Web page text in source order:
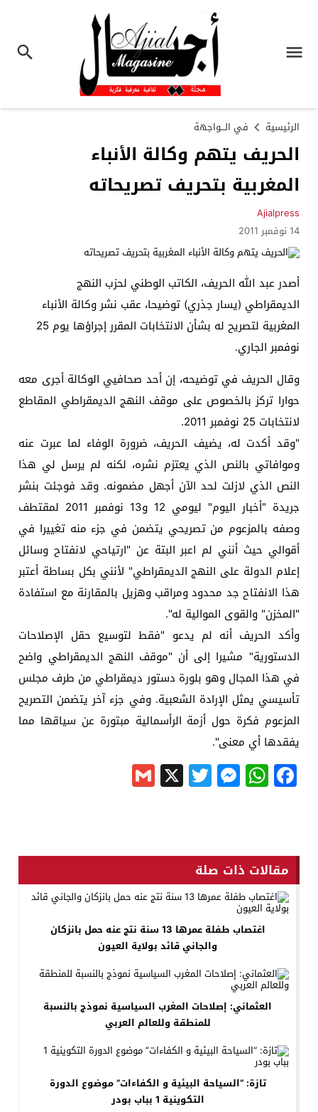
الرئيسية في الـــواجهة
الحريف يتهم وكالة الأنباء
المغربية بتحريف تصريحاته
Ajialpress
14 نوفمبر 2011
أصدر عبد الله الحريف، الكاتب الوطني لحزب النهج
الديمقراطي (يسار جذري) توضيحا، عقب نشر وكالة الأنباء
المغربية لتصريح له بشأن الانتخابات المقرر إجراؤها يوم 25
نوفمبر الجاري.
وقال الحريف في توضيحه، إن أحد صحافيي الوكالة أجرى معه
حوارا تركز بالخصوص على موقف النهج الديمقراطي المقاطع
لانتخابات 25 نوفمبر 2011.
"وقد أكدت له، يضيف الحريف، ضرورة الوفاء لما عبرت عنه
وموافاتي بالنص الذي يعتزم نشره، لكنه لم يرسل لي هذا
النص الذي لازلت لحد الآن أجهل مضمونه. وقد فوجئت بنشر
جريدة "أخبار اليوم" ليومي 12 و13 نوفمبر 2011 لمقتطف
وصفه بالمزعوم من تصريحي يتضمن في جزء منه تغييرا في
أقوالي حيث أنني لم اعبر البتة عن "ارتياحي لانفتاح وسائل
إعلام الدولة على النهج الديمقراطي" لأنني بكل بساطة أعتبر
هذا الانفتاح جد محدود ومراقب وهزيل بالمقارنة مع استفادة
"المخزن" والقوى الموالية له".
وأكد الحريف أنه لم يدعو "فقط لتوسيع حقل الإصلاحات
الدستورية" مشيرا إلى أن "موقف النهج الديمقراطي واضح
في هذا المجال وهو بلورة دستور ديمقراطي من طرف مجلس
تأسيسي يمثل الإرادة الشعبية. وفي جزء آخر يتضمن التصريح
المزعوم فكرة حول أزمة الرأسمالية مبتورة عن سياقها مما
يفقدها أي معنى".
Facebook
WhatsApp
Messenger
Twitter
X
مقالات ذات صلة
اغتصاب طفلة عمرها 13 سنة نتج عنه حمل بانزكان
والجاني قائد بولاية العيون
العثماني: إصلاحات المغرب السياسية نموذج بالنسبة
للمنطقة وللعالم العربي
تازة: “السياحة البيئية و الكفاءات” موضوع الدورة
التكوينية 1 بباب بودر